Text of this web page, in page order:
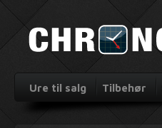
Ure til salg Tilbehør